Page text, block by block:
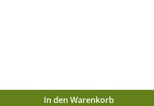
In den Warenkorb